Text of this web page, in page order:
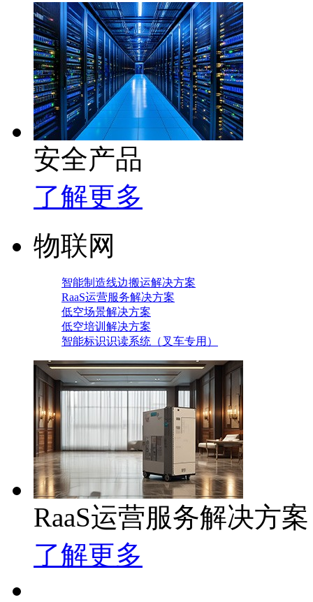
安全产品
了解更多
物联网
智能制造线边搬运解决方案
RaaS运营服务解决方案
低空场景解决方案
低空培训解决方案
智能标识识读系统（叉车专用）
RaaS运营服务解决方案
了解更多